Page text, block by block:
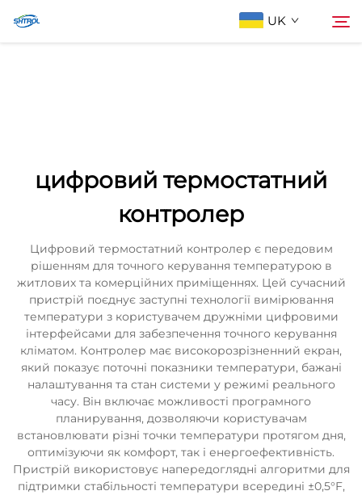
UK
Зв'яжіться з нами
цифровий термостатний
контролер
Цифровий термостатний контролер є передовим
рішенням для точного керування температурою в
житлових та комерційних приміщеннях. Цей сучасний
пристрій поєднує заступні технології вимірювання
температури з користувачем дружніми цифровими
інтерфейсами для забезпечення точного керування
кліматом. Контролер має високорозрізненний екран,
який показує поточні показники температури, бажані
налаштування та стан системи у режимі реального
часу. Він включає можливості програмного
планирування, дозволяючи користувачам
встановлювати різні точки температури протягом дня,
оптимізуючи як комфорт, так і енергоефективність.
Пристрій використовує напередоглядні алгоритми для
підтримки стабільності температури всередині ±0,5°F,